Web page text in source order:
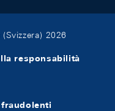
2026
responsabilità